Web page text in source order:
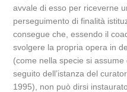
avvale di esso per riceverne
perseguimento di finalità
consegue che, essendo il
svolgere la propria opera in
(come nella specie si
seguito dell’istanza del
1995), non può dirsi